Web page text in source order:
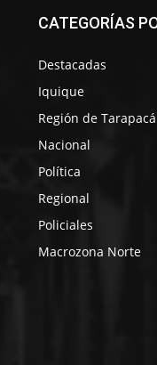
CATEGORÍAS
Destacadas
Iquique
Región de Tarapacá
Nacional
Política
Regional
Policiales
Macrozona Norte